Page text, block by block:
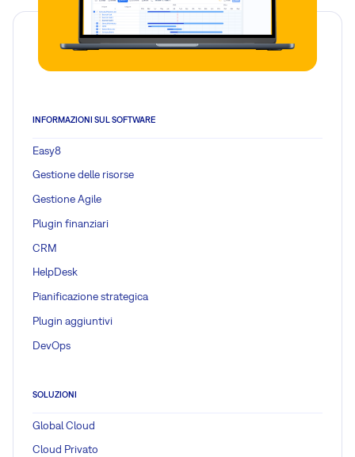
INFORMAZIONI SUL SOFTWARE
Easy8
Gestione delle risorse
Gestione Agile
Plugin finanziari
CRM
HelpDesk
Pianificazione strategica
Plugin aggiuntivi
DevOps
SOLUZIONI
Global Cloud
Cloud Privato